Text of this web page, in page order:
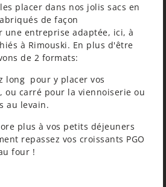
placer dans nos jolis sacs en
de façon
une entreprise adaptée, ici, à
à Rimouski. En plus d'être
de 2 formats:
long pour y placer vos
ou carré pour la viennoiserie ou
au levain.
plus à vos petits déjeuners
repassez vos croissants PGO
four !